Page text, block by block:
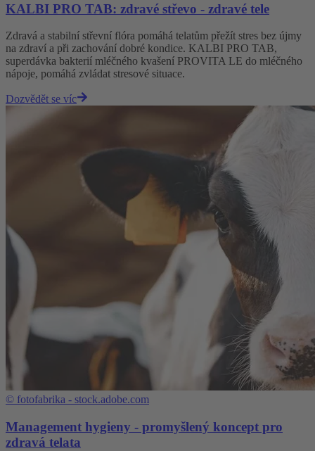
KALBI PRO TAB: zdravé střevo - zdravé tele
Zdravá a stabilní střevní flóra pomáhá telatům přežít stres bez újmy
na zdraví a při zachování dobré kondice. KALBI PRO TAB,
superdávka bakterií mléčného kvašení PROVITA LE do mléčného
nápoje, pomáhá zvládat stresové situace.
Dozvědět se víc
© fotofabrika - stock.adobe.com
Management hygieny - promyšlený koncept pro
zdravá telata